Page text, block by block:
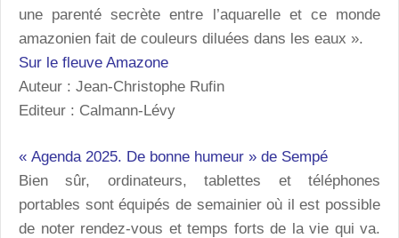
une parenté secrète entre l’aquarelle et ce monde
amazonien fait de couleurs diluées dans les eaux ».
Sur le fleuve Amazone
Auteur : Jean-Christophe Rufin
Editeur : Calmann-Lévy
« Agenda 2025. De bonne humeur » de Sempé
Bien sûr, ordinateurs, tablettes et téléphones
portables sont équipés de semainier où il est possible
de noter rendez-vous et temps forts de la vie qui va.